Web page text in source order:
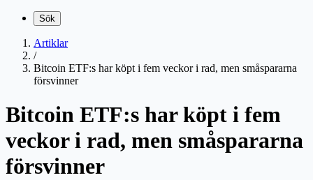
Sök
Artiklar
/
Bitcoin ETF:s har köpt i fem veckor i rad, men småspararna
försvinner
Bitcoin ETF:s har köpt i fem
veckor i rad, men småspararna
försvinner